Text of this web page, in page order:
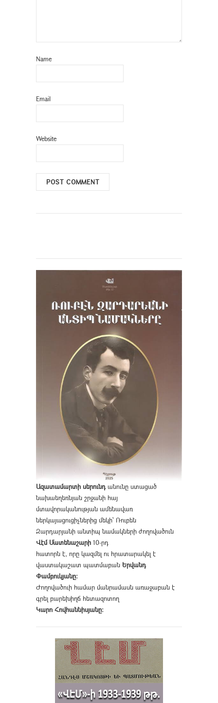
Name
Email
Website
Ազատամարտի սերունդանունը ստացած
նախաեղեռնյան շրջանի հայ
մտավորականության ամենավառ
ներկայացուցիչներից մեկի՝ Ռուբեն
Զարդարյանի անտիպ նամակների ժողովածուն
Վէմ Մատենաշարի 10-րդ
հատորն է, որը կազմել ու հրատարակել է
վաստակաշատ պատմաբան Երվանդ
Փամբուկյանը։
Ժողովածուի համար մանրամասն առաջաբան է
գրել բարեխիղճ հետազոտող
Կարո Հովհաննիսյանը։